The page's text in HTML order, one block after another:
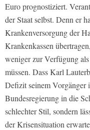
Euro prognostiziert.
der Staat selbst. Denn er
Krankenversorgung der
Krankenkassen
weniger zur Verfügung
müssen. Dass Karl
Defizit seinem Vorgänger
Bundesregierung in die
schlechter Stil, sondern
der Krisensituation